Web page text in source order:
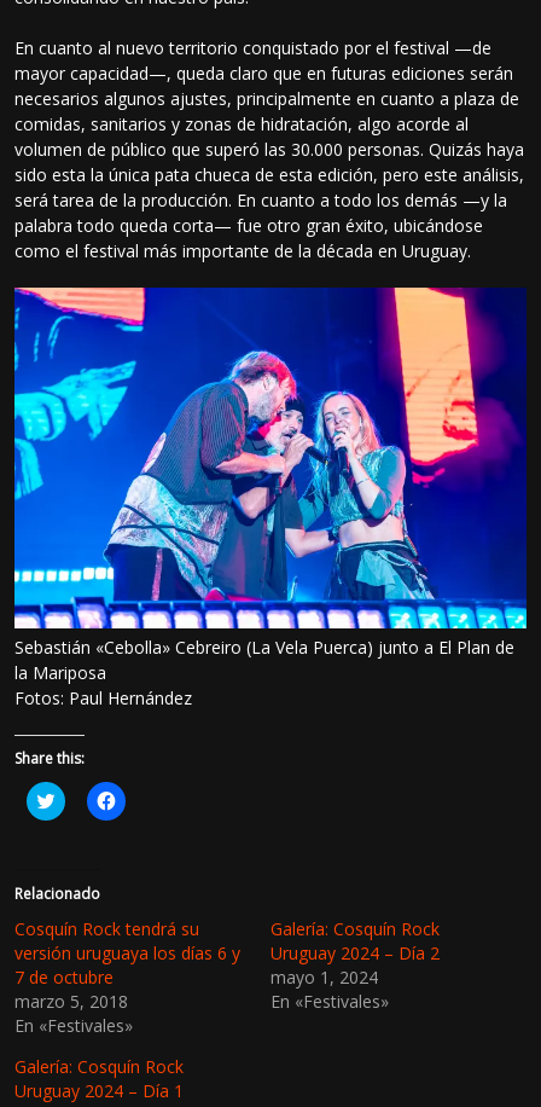
En cuanto al nuevo territorio conquistado por el festival —de
mayor capacidad—, queda claro que en futuras ediciones serán
necesarios algunos ajustes, principalmente en cuanto a plaza de
comidas, sanitarios y zonas de hidratación, algo acorde al
volumen de público que superó las 30.000 personas. Quizás haya
sido esta la única pata chueca de esta edición, pero este análisis,
será tarea de la producción. En cuanto a todo los demás —y la
palabra todo queda corta— fue otro gran éxito, ubicándose
como el festival más importante de la década en Uruguay.
Sebastián «Cebolla» Cebreiro (La Vela Puerca) junto a El Plan de
la Mariposa
Fotos: Paul Hernández
Share this:
H
a
c
a
r
a
c
o
m
p
a
t
i
r
H
a
a
r
a
m
p
a
t
i
r
Relacionado
Cosquín Rock tendrá su
versión uruguaya los días 6 y
7 de octubre
marzo 5, 2018
En «Festivales»
Galería: Cosquín Rock
Uruguay 2024 – Día 2
mayo 1, 2024
En «Festivales»
Galería: Cosquín Rock
Uruguay 2024 – Día 1